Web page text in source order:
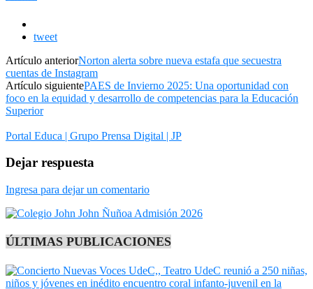
tweet
Artículo anteriorNorton alerta sobre nueva estafa que secuestra
cuentas de Instagram
Artículo siguientePAES de Invierno 2025: Una oportunidad con
foco en la equidad y desarrollo de competencias para la Educación
Superior
Portal Educa | Grupo Prensa Digital | JP
Dejar respuesta
Ingresa para dejar un comentario
ÚLTIMAS PUBLICACIONES